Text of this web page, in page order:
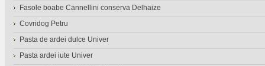
Fasole boabe Cannellini conserva Delhaize
Covridog Petru
Pasta de ardei dulce Univer
Pasta ardei iute Univer